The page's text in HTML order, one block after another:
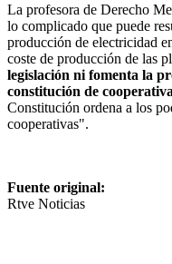
La profesora de Derecho
lo complicado que puede
producción de electricidad
coste de producción de las
legislación ni fomenta la
constitución de
Constitución ordena a los
cooperativas".
Fuente original:
Rtve Noticias